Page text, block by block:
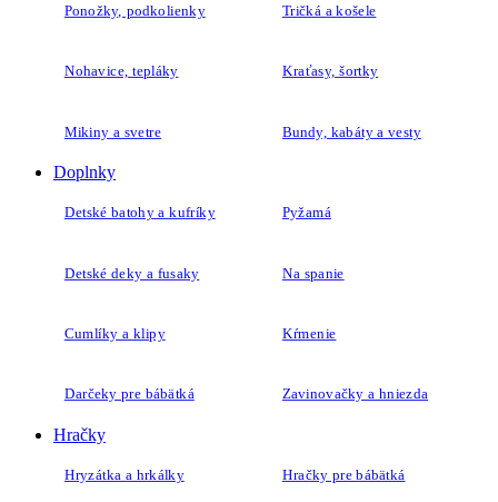
Ponožky, podkolienky Tričká a košele
Nohavice, tepláky Kraťasy, šortky
Mikiny a svetre Bundy, kabáty a vesty
Doplnky
Detské batohy a kufríky Pyžamá
Detské deky a fusaky Na spanie
Cumlíky a klipy Kŕmenie
Darčeky pre bábätká Zavinovačky a hniezda
Hračky
Hryzátka a hrkálky Hračky pre bábätká